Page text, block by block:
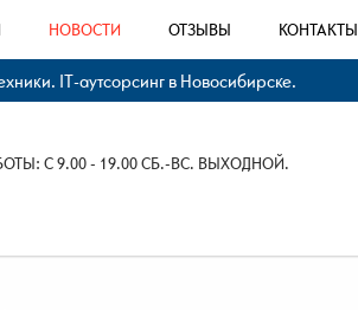
НОВОСТИ ОТЗЫВЫ КОНТАКТЫ
IT-аутсорсинг в Новосибирске.
С 9.00 - 19.00 СБ.-ВС. ВЫХОДНОЙ.